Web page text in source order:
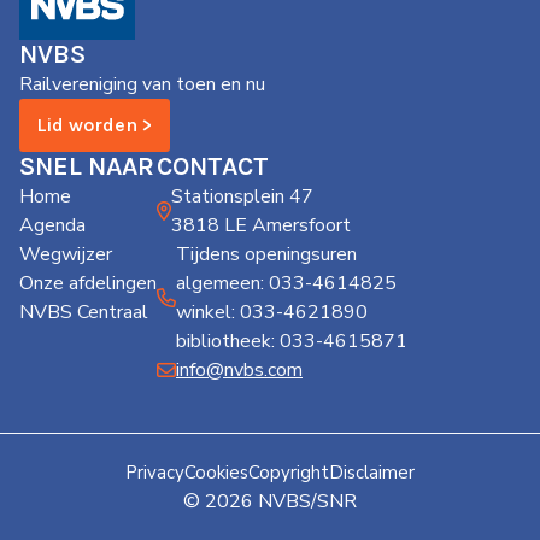
NVBS
Wegwijzer
Mijn
NVBS
NVBS
Railvereniging van toen en nu
Lid worden >
SNEL NAAR
Home
Agenda
Wegwijzer
Onze afdelingen
NVBS Centraal
CONTACT
Stationsplein 47
3818 LE Amersfoort
Tijdens openingsuren
algemeen: 033-4614825
winkel: 033-4621890
bibliotheek: 033-4615871
info@nvbs.com
© 2026 NVBS/SNR
PrivacyCookiesCopyrightDisclaimer